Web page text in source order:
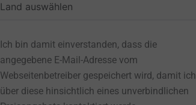
Ich bin damit einverstanden, dass die
angegebene E-Mail-Adresse vom
Webseitenbetreiber gespeichert wird, damit ich
über diese hinsichtlich eines unverbindlichen